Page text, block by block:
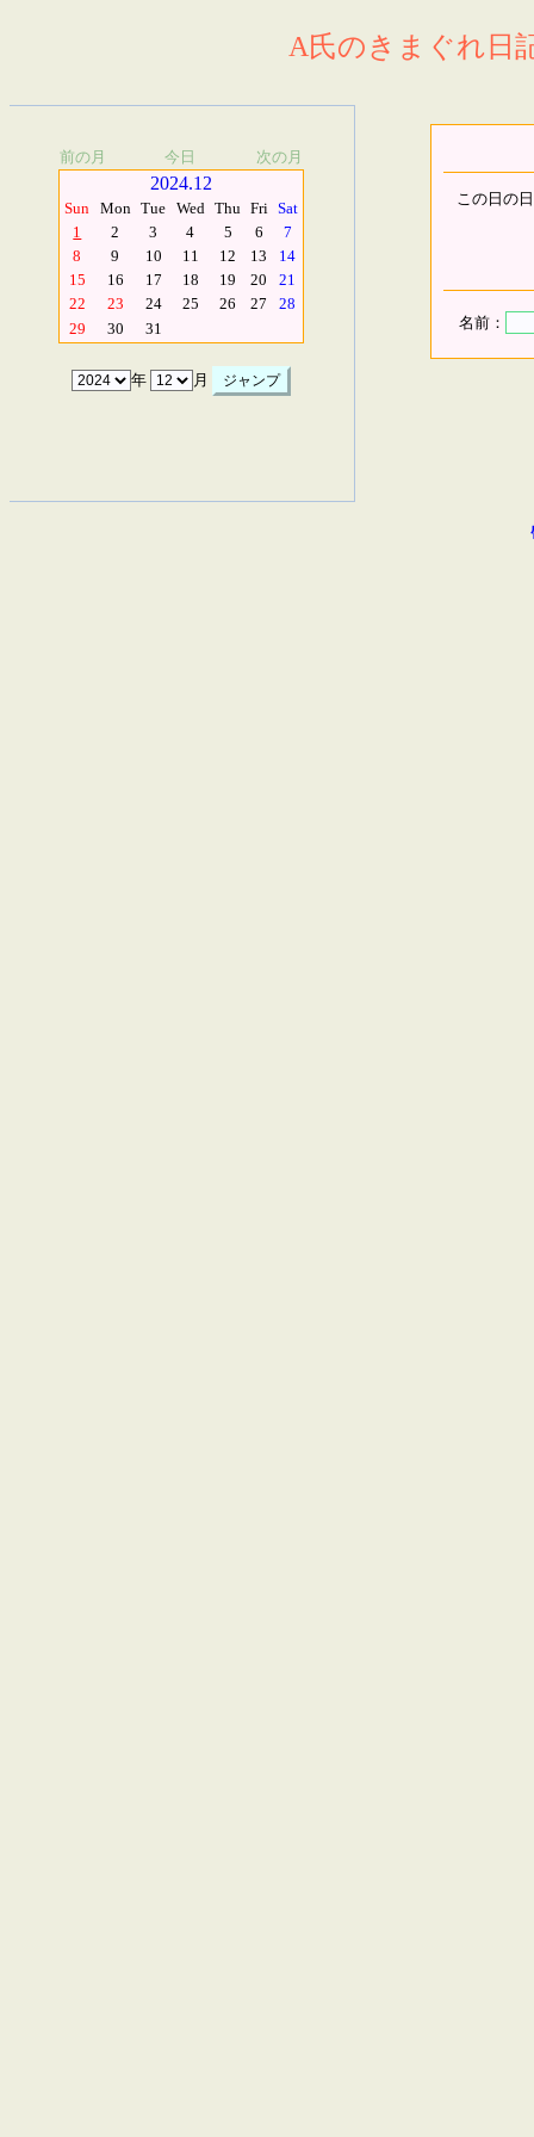
A氏のきまぐれ日
前の月 今日 次の月
2024.12
Sun Mon Tue Wed Thu Fri Sat
1
2 3 4 5 6
7
8
9 10 11 12 13
14
15
16 17 18 19 20
21
22
23 24 25 26 27
28
29
30 31
年 月
この日の
名前：